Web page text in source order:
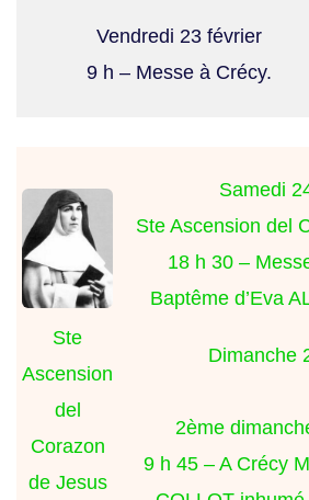
Vendredi 23 février
9 h – Messe à Crécy.
Ste
Ascension
del
Corazon
de Jesus
Samedi
Ste Ascension del
18 h 30 –
Baptême d’Eva
Dimanche
2ème
9 h 45 – A Crécy